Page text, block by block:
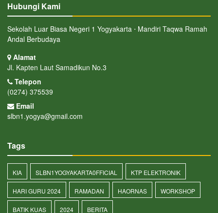
Hubungi Kami
Sekolah Luar Biasa Negeri 1 Yogyakarta ⋅ Mandiri Taqwa Ramah
Andal Berbudaya
Alamat
Jl. Kapten Laut Samadikun No.3
Telepon
(0274) 375539
Email
slbn1.yogya@gmail.com
Tags
KIA SLBN1YOGYAKARTA0FFICIAL KTP ELEKTRONIK
HARI GURU 2024 RAMADAN HAORNAS WORKSHOP
BATIK KUAS 2024 BERITA